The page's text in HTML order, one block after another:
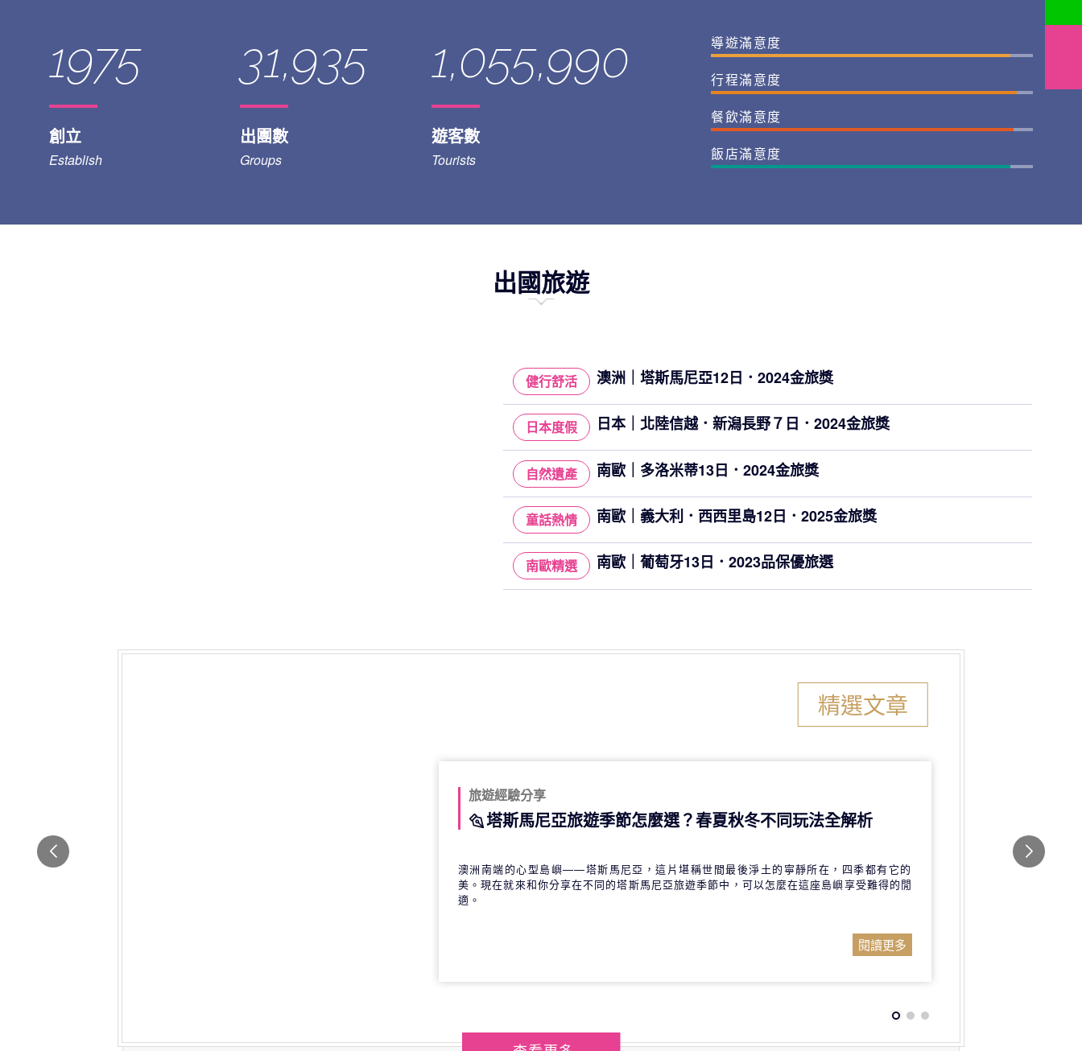
1975
創立
Establish
31,935
出團數
Groups
1,055,990
遊客數
Tourists
導遊滿意度
行程滿意度
餐飲滿意度
飯店滿意度
出國旅遊
健行舒活 澳洲｜塔斯馬尼亞12日．2024金旅獎
日本度假 日本｜北陸信越．新潟長野７日．2024金旅獎
自然遺產 南歐｜多洛米蒂13日．2024金旅獎
童話熱情 南歐｜義大利．西西里島12日．2025金旅獎
南歐精選 南歐｜葡萄牙13日．2023品保優旅選
精選文章
旅遊經驗分享
塔斯馬尼亞旅遊季節怎麼選？春夏秋冬不同玩法全解析
澳洲南端的心型島嶼——塔斯馬尼亞，這片堪稱世間最後淨土的寧靜所在，四季都有它的
美。現在就來和你分享在不同的塔斯馬尼亞旅遊季節中，可以怎麼在這座島嶼享受難得的閒
適。
閱讀更多